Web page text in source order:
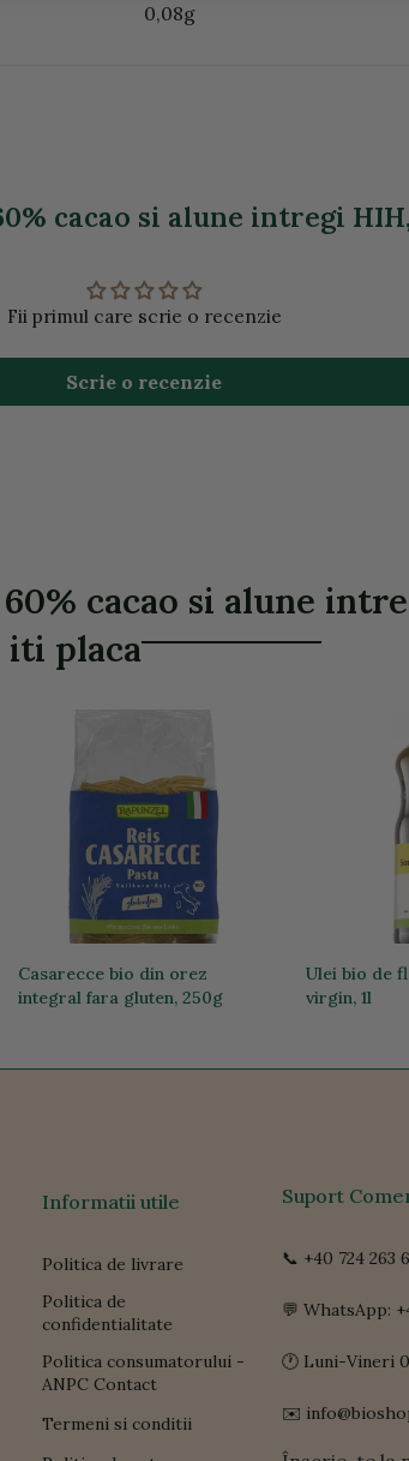
0,08g
cacao si alune intregi
Fii primul care scrie o recenzie
Scrie o recenzie
cacao si alune
iti placa
Casarecce bio din orez
integral fara gluten, 250g
Ulei bio de
virgin, 1l
Informatii utile
Politica de livrare
Politica de
confidentialitate
Politica consumatorului -
ANPC Contact
Termeni si conditii
Suport
📞 +40 724 263
💬 WhatsApp:
🕐 Luni-Vineri
✉️